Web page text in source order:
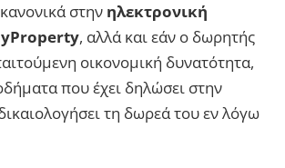
στην ηλεκτρονική
, αλλά και εάν ο δωρητής
οικονομική δυνατότητα,
που έχει δηλώσει στην
τη δωρεά του εν λόγω